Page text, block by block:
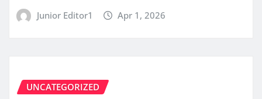
Junior Editor1 Apr 1, 2026
UNCATEGORIZED